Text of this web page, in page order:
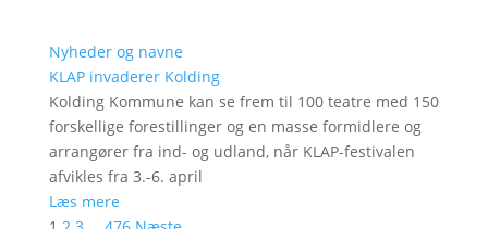
Nyheder og navne
KLAP invaderer Kolding
Kolding Kommune kan se frem til 100 teatre med 150
forskellige forestillinger og en masse formidlere og
arrangører fra ind- og udland, når KLAP-festivalen
afvikles fra 3.-6. april
Læs mere